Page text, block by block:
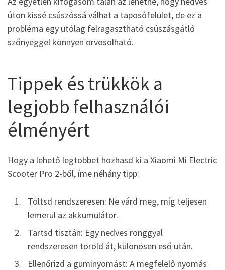
úton kissé csúszóssá válhat a taposófelület, de ez a
probléma egy utólag felragasztható csúszásgátló
szőnyeggel könnyen orvosolható.
Tippek és trükkök a
legjobb felhasználói
élményért
Hogy a lehető legtöbbet hozhasd ki a Xiaomi Mi Electric
Scooter Pro 2-ből, íme néhány tipp:
Töltsd rendszeresen: Ne várd meg, míg teljesen
lemerül az akkumulátor.
Tartsd tisztán: Egy nedves ronggyal
rendszeresen töröld át, különösen eső után.
Ellenőrizd a guminyomást: A megfelelő nyomás